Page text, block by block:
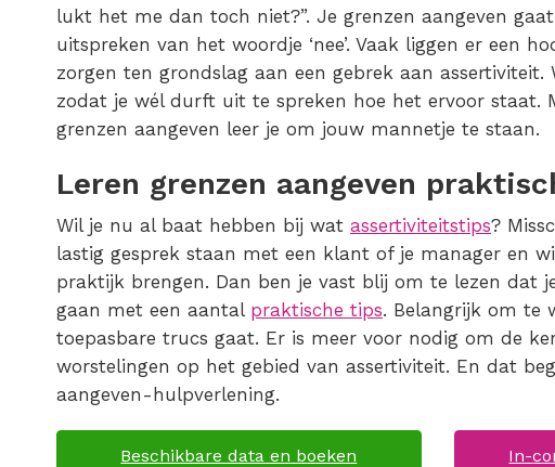
lukt het me dan toch niet?”. Je grenzen aangeven
uitspreken van het woordje ‘nee’. Vaak liggen er een
zorgen ten grondslag aan een gebrek aan assertiviteit.
zodat je wél durft uit te spreken hoe het ervoor staat.
grenzen aangeven leer je om jouw mannetje te staan.
Leren grenzen aangeven
Wil je nu al baat hebben bij wat assertiviteitstips?
lastig gesprek staan met een klant of je manager en
praktijk brengen. Dan ben je vast blij om te lezen dat
gaan met een aantal praktische tips. Belangrijk om te
toepasbare trucs gaat. Er is meer voor nodig om de
worstelingen op het gebied van assertiviteit. En dat
aangeven-hulpverlening.
Beschikbare data en boeken In-